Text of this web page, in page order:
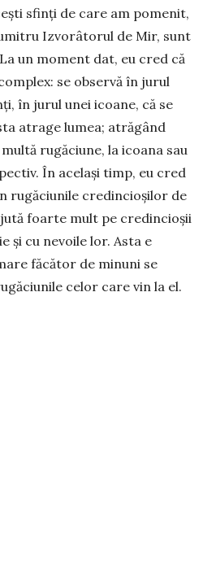
sfinți de care am pomenit,
Izvorâtorul de Mir, sunt
un moment dat, eu cred că
se observă în jurul
în jurul unei icoane, că se
atrage lumea; atrăgând
rugăciune, la icoana sau
În același timp, eu cred
rugăciunile credincioșilor de
foarte mult pe credincioșii
și cu nevoile lor. Asta e
făcător de minuni se
celor care vin la el.